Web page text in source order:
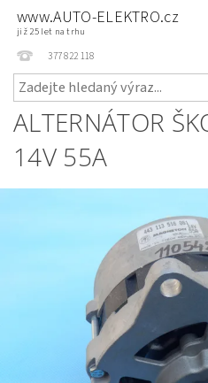
www.AUTO-ELEKTRO.cz
již 25 let na trhu
377 822 118
ALTERNÁTOR
14V 55A